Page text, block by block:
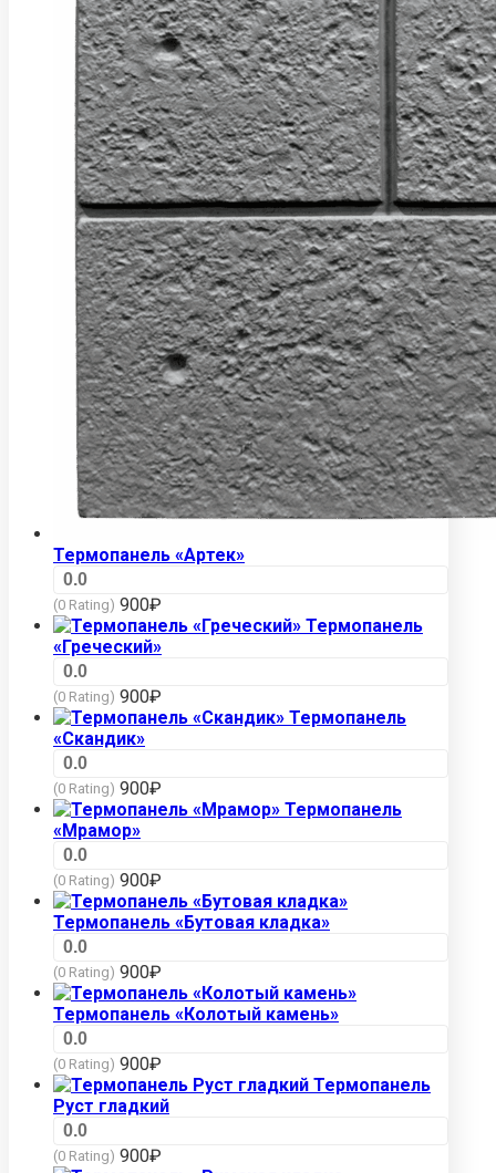
Термопанель «Артек»
0.0
(0 Rating) 900₽
Термопанель
«Греческий»
0.0
(0 Rating) 900₽
Термопанель
«Скандик»
0.0
(0 Rating) 900₽
Термопанель
«Мрамор»
0.0
(0 Rating) 900₽
Термопанель «Бутовая кладка»
0.0
(0 Rating) 900₽
Термопанель «Колотый камень»
0.0
(0 Rating) 900₽
Термопанель
Руст гладкий
0.0
(0 Rating) 900₽